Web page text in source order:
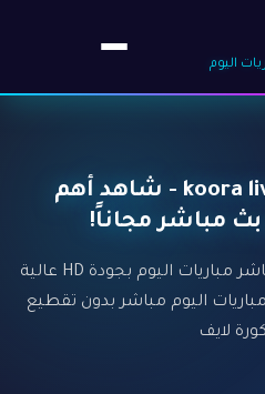
كورة لايف - koora live - شاهد أهم
بث مباشر مجاناً!
كورة لايف - koora live - بث مباشر مباريات اليوم بجودة HD عالية
اليوم مباشر بدون تقطيع
لايف